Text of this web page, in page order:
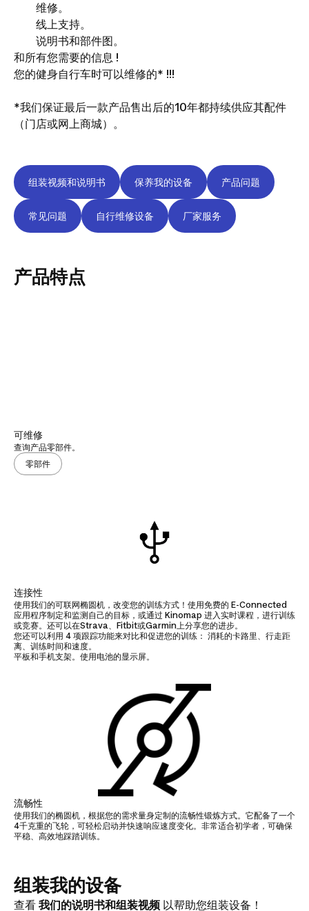
维修。
线上支持。
说明书和部件图。
和所有您需要的信息 !
您的健身自行车时可以维修的* !!!
*我们保证最后一款产品售出后的10年都持续供应其配件
（门店或网上商城）。
组装视频和说明书 保养我的设备 产品问题
常见问题 自行维修设备 厂家服务
产品特点
可维修
查询产品零部件。
零部件
连接性
使用我们的可联网椭圆机，改变您的训练方式！使用免费的 E-Connected
应用程序制定和监测自己的目标，或通过 Kinomap 进入实时课程，进行训练
或竞赛。还可以在Strava、Fitbit或Garmin上分享您的进步。
您还可以利用 4 项跟踪功能来对比和促进您的训练： 消耗的卡路里、行走距
离、训练时间和速度。
平板和手机支架。使用电池的显示屏。
流畅性
使用我们的椭圆机，根据您的需求量身定制的流畅性锻炼方式。它配备了一个
4千克重的飞轮，可轻松启动并快速响应速度变化。非常适合初学者，可确保
平稳、高效地踩踏训练。
组装我的设备
查看 我们的说明书和组装视频 以帮助您组装设备！
入门级